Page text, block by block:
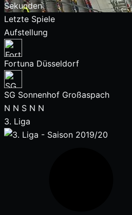
Sekunden
Letzte Spiele
Aufstellung
Fortuna Düsseldorf
SG Sonnenhof Großaspach
N N S N N
3. Liga